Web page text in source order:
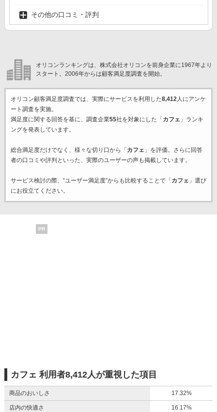
その他の口コミ・評判
オリコンランキングは、株式会社オリコンを前身企業に1967年より
スタート。2006年からは顧客満足度調査を開始。
オリコン顧客満足度調査では、実際にサービスを利用した8,412人にアンケ
ート調査を実施。
満足度に関する回答を基に、調査企業55社を対象にした「 カフェ 」ランキ
ングを発表しています。
総合満足度だけでなく、様々な切り口から「 カフェ 」を評価。さらに回答
者の口コミや評判といった、実際のユーザーの声も掲載しています。
サービス検討の際、“ユーザー満足度”からも比較することで「 カフェ 」選び
にお役立てください。
PR
カフェ 利用者8,412人が重視した項目
商品のおいしさ 17.32%
店内の快適さ 16.17%